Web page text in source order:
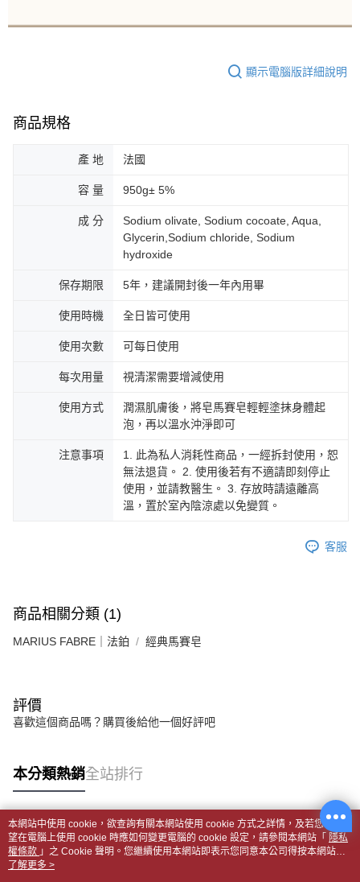
顯示電腦版詳細說明
商品規格
產 地 法國
容 量 950g± 5%
成 分
Sodium olivate, Sodium cocoate, Aqua,
Glycerin,Sodium chloride, Sodium
hydroxide
保存期限 5年，建議開封後一年內用畢
使用時機 全日皆可使用
使用次數 可每日使用
每次用量 視清潔需要增減使用
使用方式
潤濕肌膚後，將皂馬賽皂輕輕塗抹身體起
泡，再以溫水沖淨即可
注意事項
1. 此為私人消耗性商品，一經拆封使用，恕
無法退貨。 2. 使用後若有不適請即刻停止
使用，並請教醫生。 3. 存放時請遠離高
溫，置於室內陰涼處以免變質。
客服
商品相關分類 (1)
MARIUS FABRE｜法鉑 經典馬賽皂
評價
喜歡這個商品嗎？購買後給他一個好評吧
本分類熱銷全站排行
熱門標籤
本網站中使用 cookie，欲查詢有關本網站使用 cookie 方式之詳情，及若您不希
望在電腦上使用 cookie 時應如何變更電腦的 cookie 設定，請參閱本網站「 隱私
權條款 」之 Cookie 聲明。您繼續使用本網站即表示您同意本公司得按本網站使
用條款之 Cookie 聲明使用 cookie。
了解更多 >